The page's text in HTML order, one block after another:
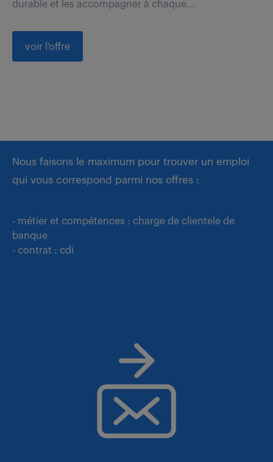
durable et les accompagner à chaque...
voir l'offre
Nous faisons le maximum pour trouver un emploi
qui vous correspond parmi nos offres :
- métier et compétences : charge de clientele de
banque
- contrat : cdi